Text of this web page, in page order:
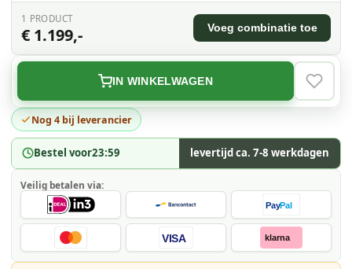
Nog 4 bij leverancier
Bestel voor23:59 levertijd ca. 7-8 werkdagen
IN WINKELWAGEN
1 PRODUCT
€ 1.199,- Voeg combinatie toe
Veilig betalen via:
PayPal
VISA klarna